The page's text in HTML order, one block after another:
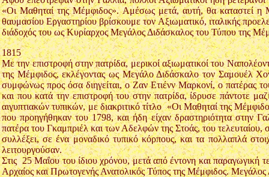
«Οι Μαθηταί της Μέμφιδος». Αμέσως μετά, αυτή, θα καταστεί η
θαυμασίου Εργαστηρίου βρίσκουμε τον Αξιωματικό, ιταλικής
διάδοχός του ως Κυρίαρχος Μεγάλος Διδάσκαλος του Τύπου της
1815
Με την επιστροφή στην πατρίδα, μερικοί αξιωματικοί του
της Μέμφιδος, εκλέγοντας ως Μεγάλο Διδάσκαλο τον Σαμουέλ
συμφώνως προς όσα διηγείται, ο Ζαν Ετιένν Μαρκονί, ο πατέρας
και που κατά την επιστροφή του στην πατρίδα, ίδρυσε πάντοτε
αιγυπτιακών τυπικών, με διακριτικό τίτλο «Οι Μαθηταί της
που προηγήθηκαν του 1798, και ήδη είχαν δραστηριότητα στην
πατέρα του Γκαμπριέλ και των Αδελφών της Στοάς, του τελευταίου,
συλλέξει, σε ένα μοναδικό τυπικό κόρπους, και τα πολλαπλά
λειτουργούσαν.
Στις 25 Μαΐου του ίδιου χρόνου, μετά από έντονη και παραγωγική
Αρχαίος και Πρωτογενής Ανατολικός Τύπος της Μέμφιδος.